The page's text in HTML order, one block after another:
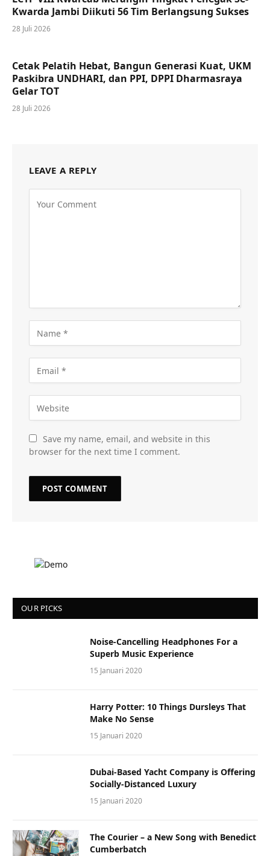
Kwarda Jambi Diikuti 56 Tim Berlangsung Sukses
28 Juli 2026
Cetak Pelatih Hebat, Bangun Generasi Kuat, UKM
Paskibra UNDHARI, dan PPI, DPPI Dharmasraya
Gelar TOT
28 Juli 2026
LEAVE A REPLY
Save my name, email, and website in this
browser for the next time I comment.
OUR PICKS
Noise-Cancelling Headphones For a
Superb Music Experience
15 Januari 2020
Harry Potter: 10 Things Dursleys That
Make No Sense
15 Januari 2020
Dubai-Based Yacht Company is Offering
Socially-Distanced Luxury
15 Januari 2020
The Courier – a New Song with Benedict
Cumberbatch